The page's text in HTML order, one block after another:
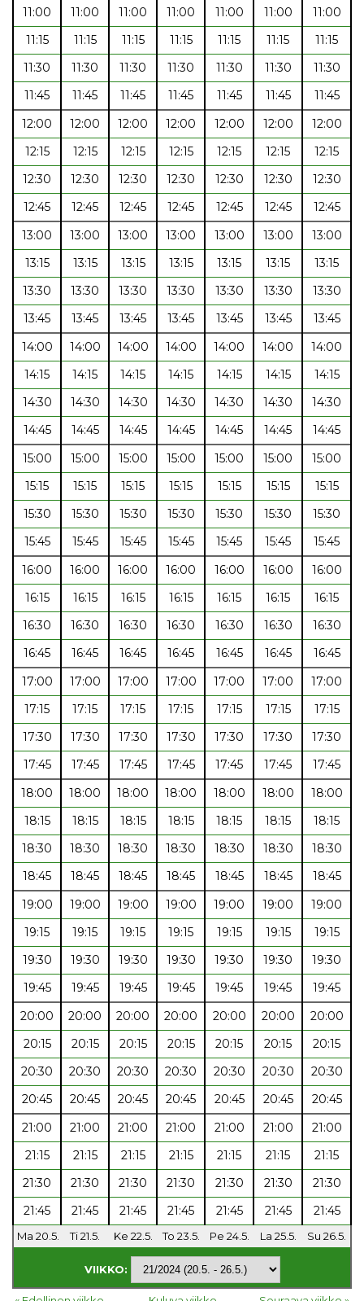
11:00
11:00 11:00 11:00 11:00 11:00
11:00
11:15
11:15 11:15 11:15 11:15 11:15
11:15
11:30
11:30 11:30 11:30 11:30 11:30
11:30
11:45
11:45 11:45 11:45 11:45 11:45
11:45
12:00
12:00 12:00 12:00 12:00 12:00
12:00
12:15
12:15 12:15 12:15 12:15 12:15
12:15
12:30
12:30 12:30 12:30 12:30 12:30
12:30
12:45
12:45 12:45 12:45 12:45 12:45
12:45
13:00
13:00 13:00 13:00 13:00 13:00
13:00
13:15
13:15 13:15 13:15 13:15 13:15
13:15
13:30
13:30 13:30 13:30 13:30 13:30
13:30
13:45
13:45 13:45 13:45 13:45 13:45
13:45
14:00
14:00 14:00 14:00 14:00 14:00
14:00
14:15
14:15 14:15 14:15 14:15 14:15
14:15
14:30
14:30 14:30 14:30 14:30 14:30
14:30
14:45
14:45 14:45 14:45 14:45 14:45
14:45
15:00
15:00 15:00 15:00 15:00 15:00
15:00
15:15
15:15 15:15 15:15 15:15 15:15
15:15
15:30
15:30 15:30 15:30 15:30 15:30
15:30
15:45
15:45 15:45 15:45 15:45 15:45
15:45
16:00
16:00 16:00 16:00 16:00 16:00
16:00
16:15
16:15 16:15 16:15 16:15 16:15
16:15
16:30
16:30 16:30 16:30 16:30 16:30
16:30
16:45
16:45 16:45 16:45 16:45 16:45
16:45
17:00
17:00 17:00 17:00 17:00 17:00
17:00
17:15
17:15 17:15 17:15 17:15 17:15
17:15
17:30
17:30 17:30 17:30 17:30 17:30
17:30
17:45
17:45 17:45 17:45 17:45 17:45
17:45
18:00
18:00 18:00 18:00 18:00 18:00
18:00
18:15
18:15 18:15 18:15 18:15 18:15
18:15
18:30
18:30 18:30 18:30 18:30 18:30
18:30
18:45
18:45 18:45 18:45 18:45 18:45
18:45
19:00
19:00 19:00 19:00 19:00 19:00
19:00
19:15
19:15 19:15 19:15 19:15 19:15
19:15
19:30
19:30 19:30 19:30 19:30 19:30
19:30
19:45
19:45 19:45 19:45 19:45 19:45
19:45
20:00
20:00 20:00 20:00 20:00 20:00
20:00
20:15
20:15 20:15 20:15 20:15 20:15
20:15
20:30
20:30 20:30 20:30 20:30 20:30
20:30
20:45
20:45 20:45 20:45 20:45 20:45
20:45
21:00
21:00 21:00 21:00 21:00 21:00
21:00
21:15
21:15 21:15 21:15 21:15 21:15
21:15
21:30
21:30 21:30 21:30 21:30 21:30
21:30
21:45
21:45 21:45 21:45 21:45 21:45 21:45
Ma 20.5. Ti 21.5. Ke 22.5. To 23.5. Pe 24.5. La 25.5. Su 26.5.
VIIKKO: